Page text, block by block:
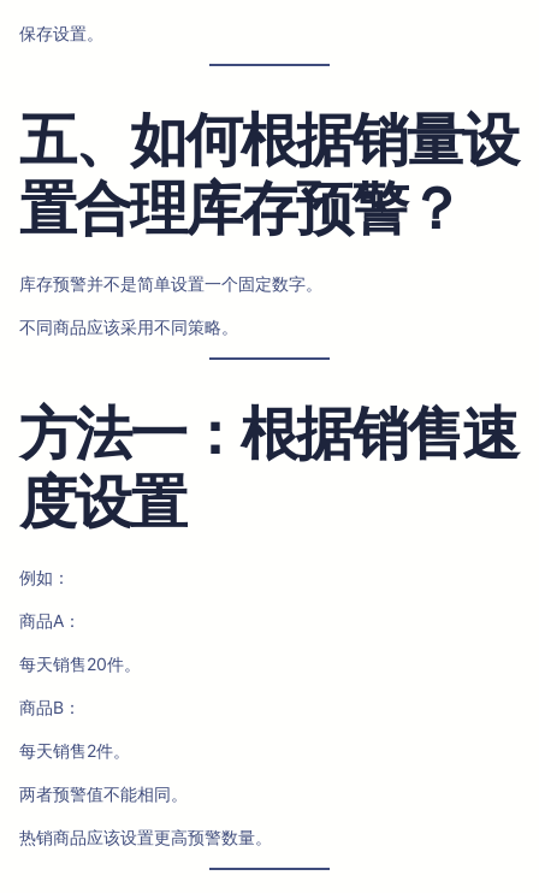
保存设置。
五、如何根据销量设
置合理库存预警？
库存预警并不是简单设置一个固定数字。
不同商品应该采用不同策略。
方法一：根据销售速
度设置
例如：
商品A：
每天销售20件。
商品B：
每天销售2件。
两者预警值不能相同。
热销商品应该设置更高预警数量。